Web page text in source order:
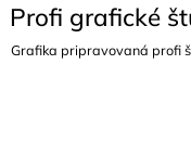
Profi grafické
Grafika pripravovaná profi